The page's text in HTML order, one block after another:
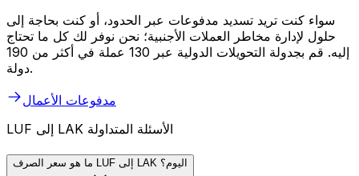
سواء كنت تريد تسديد مدفوعات عبر الحدود، أو كنت بحاجة إلى
حلول لإدارة مخاطر العملات الأجنبية؛ نحن نوفر لك كل ما تحتاج
إليه. قم بجدولة التحويلات الدولية عبر 130 عملة في أكثر من 190
دولة.
مدفوعات الأعمال
LUF إلى LAK الأسئلة المتداولة
ما هو سعر الصرف LUF إلى LAK اليوم؟